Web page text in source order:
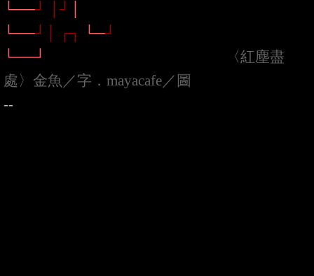
└──┘ │┘
└──┘│ ┌┐ └─┘
└──┘
〈紅塵盡
處〉金魚／字．mayacafe／圖